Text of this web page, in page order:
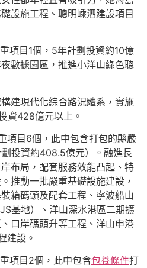
設施工程、聰明嵊泗建設項目
項目1個，5年計劃投資約10億
夜數據園區，推進小洋山綠色聰
建現代化綜合路況體系，實施
資428億元以上。
項目6個，此中包含打包的縣嚴
劃投資約408.5億元）。融進長
布局，配套服務效能凸起、特
推動一批嚴重基礎設施建設，
箱碼頭及配套工程、寧波船山
基地）、洋山深水港區二期擴
口岸碼頭升等工程、洋山申港
建設。
項目2個，此中包含包養條件打